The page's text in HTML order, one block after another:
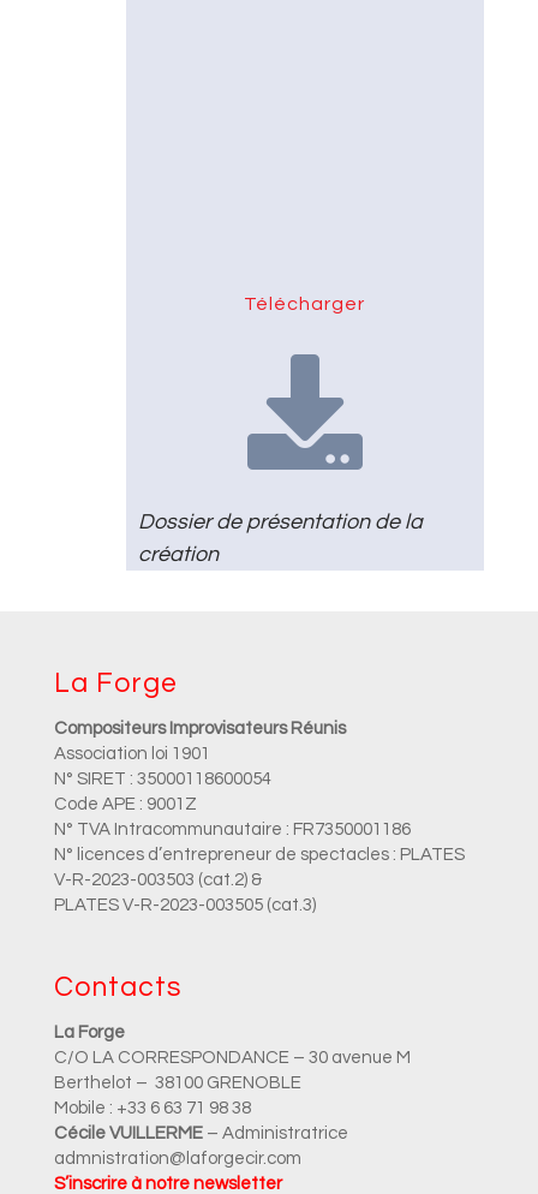
Télécharger

Dossier de présentation de la
création
La Forge
Compositeurs Improvisateurs Réunis
Association loi 1901
N° SIRET : 35000118600054
Code APE : 9001Z
N° TVA Intracommunautaire : FR7350001186
N° licences d’entrepreneur de spectacles : PLATES
V-R-2023-003503 (cat.2) &
PLATES V-R-2023-003505 (cat.3)
Contacts
La Forge
C/O LA CORRESPONDANCE – 30 avenue M
Berthelot – 38100 GRENOBLE
Mobile : +33 6 63 71 98 38
Cécile VUILLERME – Administratrice
admnistration@laforgecir.com
S’inscrire à notre newsletter